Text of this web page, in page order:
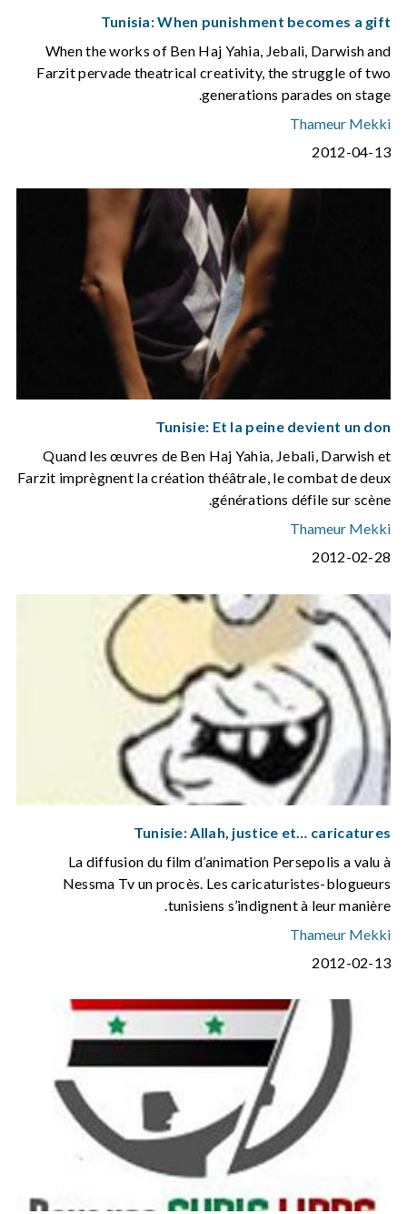
Tunisia: When punishment becomes a gift
When the works of Ben Haj Yahia, Jebali, Darwish and
Farzit pervade theatrical creativity, the struggle of two
generations parades on stage.
Thameur Mekki
2012-04-13
Tunisie: Et la peine devient un don
Quand les œuvres de Ben Haj Yahia, Jebali, Darwish et
Farzit imprègnent la création théâtrale, le combat de deux
générations défile sur scène.
Thameur Mekki
2012-02-28
Tunisie: Allah, justice et… caricatures
La diffusion du film d’animation Persepolis a valu à
Nessma Tv un procès. Les caricaturistes-blogueurs
tunisiens s’indignent à leur manière.
Thameur Mekki
2012-02-13